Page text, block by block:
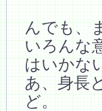
んでも、
いろんな
はいかな
あ、身長
ど。